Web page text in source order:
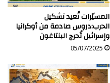
المسيّرات تُعيد تشكيل
الحرب:دروس صادمة من أوكرانيا
وإسرائيل تُحرج البنتاغون
05/07/2025